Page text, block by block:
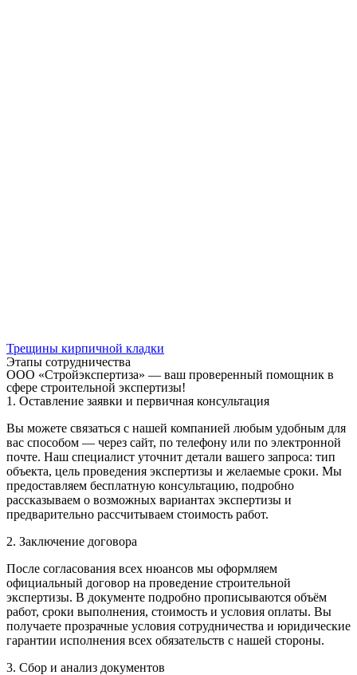
Трещины кирпичной кладки
Этапы сотрудничества
ООО «Стройэкспертиза» — ваш проверенный помощник в
сфере строительной экспертизы!
1. Оставление заявки и первичная консультация
Вы можете связаться с нашей компанией любым удобным для
вас способом — через сайт, по телефону или по электронной
почте. Наш специалист уточнит детали вашего запроса: тип
объекта, цель проведения экспертизы и желаемые сроки. Мы
предоставляем бесплатную консультацию, подробно
рассказываем о возможных вариантах экспертизы и
предварительно рассчитываем стоимость работ.
2. Заключение договора
После согласования всех нюансов мы оформляем
официальный договор на проведение строительной
экспертизы. В документе подробно прописываются объём
работ, сроки выполнения, стоимость и условия оплаты. Вы
получаете прозрачные условия сотрудничества и юридические
гарантии исполнения всех обязательств с нашей стороны.
3. Сбор и анализ документов